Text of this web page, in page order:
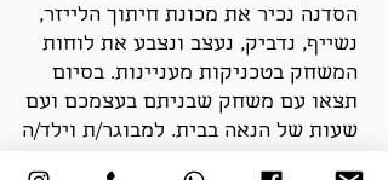
הסדנה נכיר את מכונת חיתוך הלייזר,
נשייף, נדביק, נעצב ונצבע את לוחות
המשחק בטכניקות מעניינות. בסיום
תצאו עם משחק שבניתם בעצמכם ועם
שעות של הנאה בבית. למבוגר/ת וילד/ה